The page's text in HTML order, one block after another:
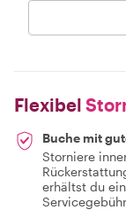
Flexibel
Buche mit
Storniere
erhältst du